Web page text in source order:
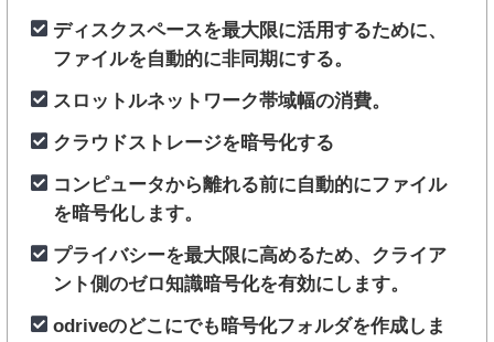
ディスクスペースを最大限に活用するために、
ファイルを自動的に非同期にする。
スロットルネットワーク帯域幅の消費。
クラウドストレージを暗号化する
コンピュータから離れる前に自動的にファイル
を暗号化します。
プライバシーを最大限に高めるため、クライア
ント側のゼロ知識暗号化を有効にします。
odriveのどこにでも暗号化フォルダを作成しま